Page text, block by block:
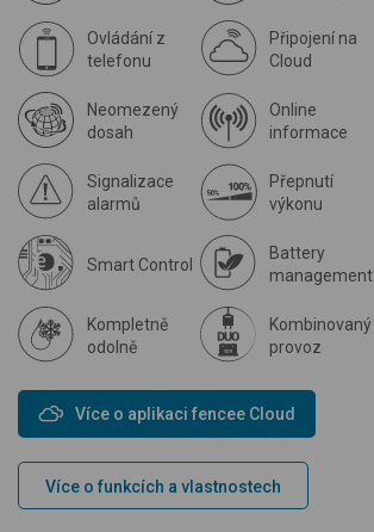
Ovládání z
telefonu
Připojení na
Cloud
Neomezený
dosah
Online
informace
Signalizace
alarmů
Přepnutí
výkonu
Smart Control
Battery
management
Kompletně
odolně
Kombinovaný
provoz
Více o aplikaci fencee Cloud
Více o funkcích a vlastnostech